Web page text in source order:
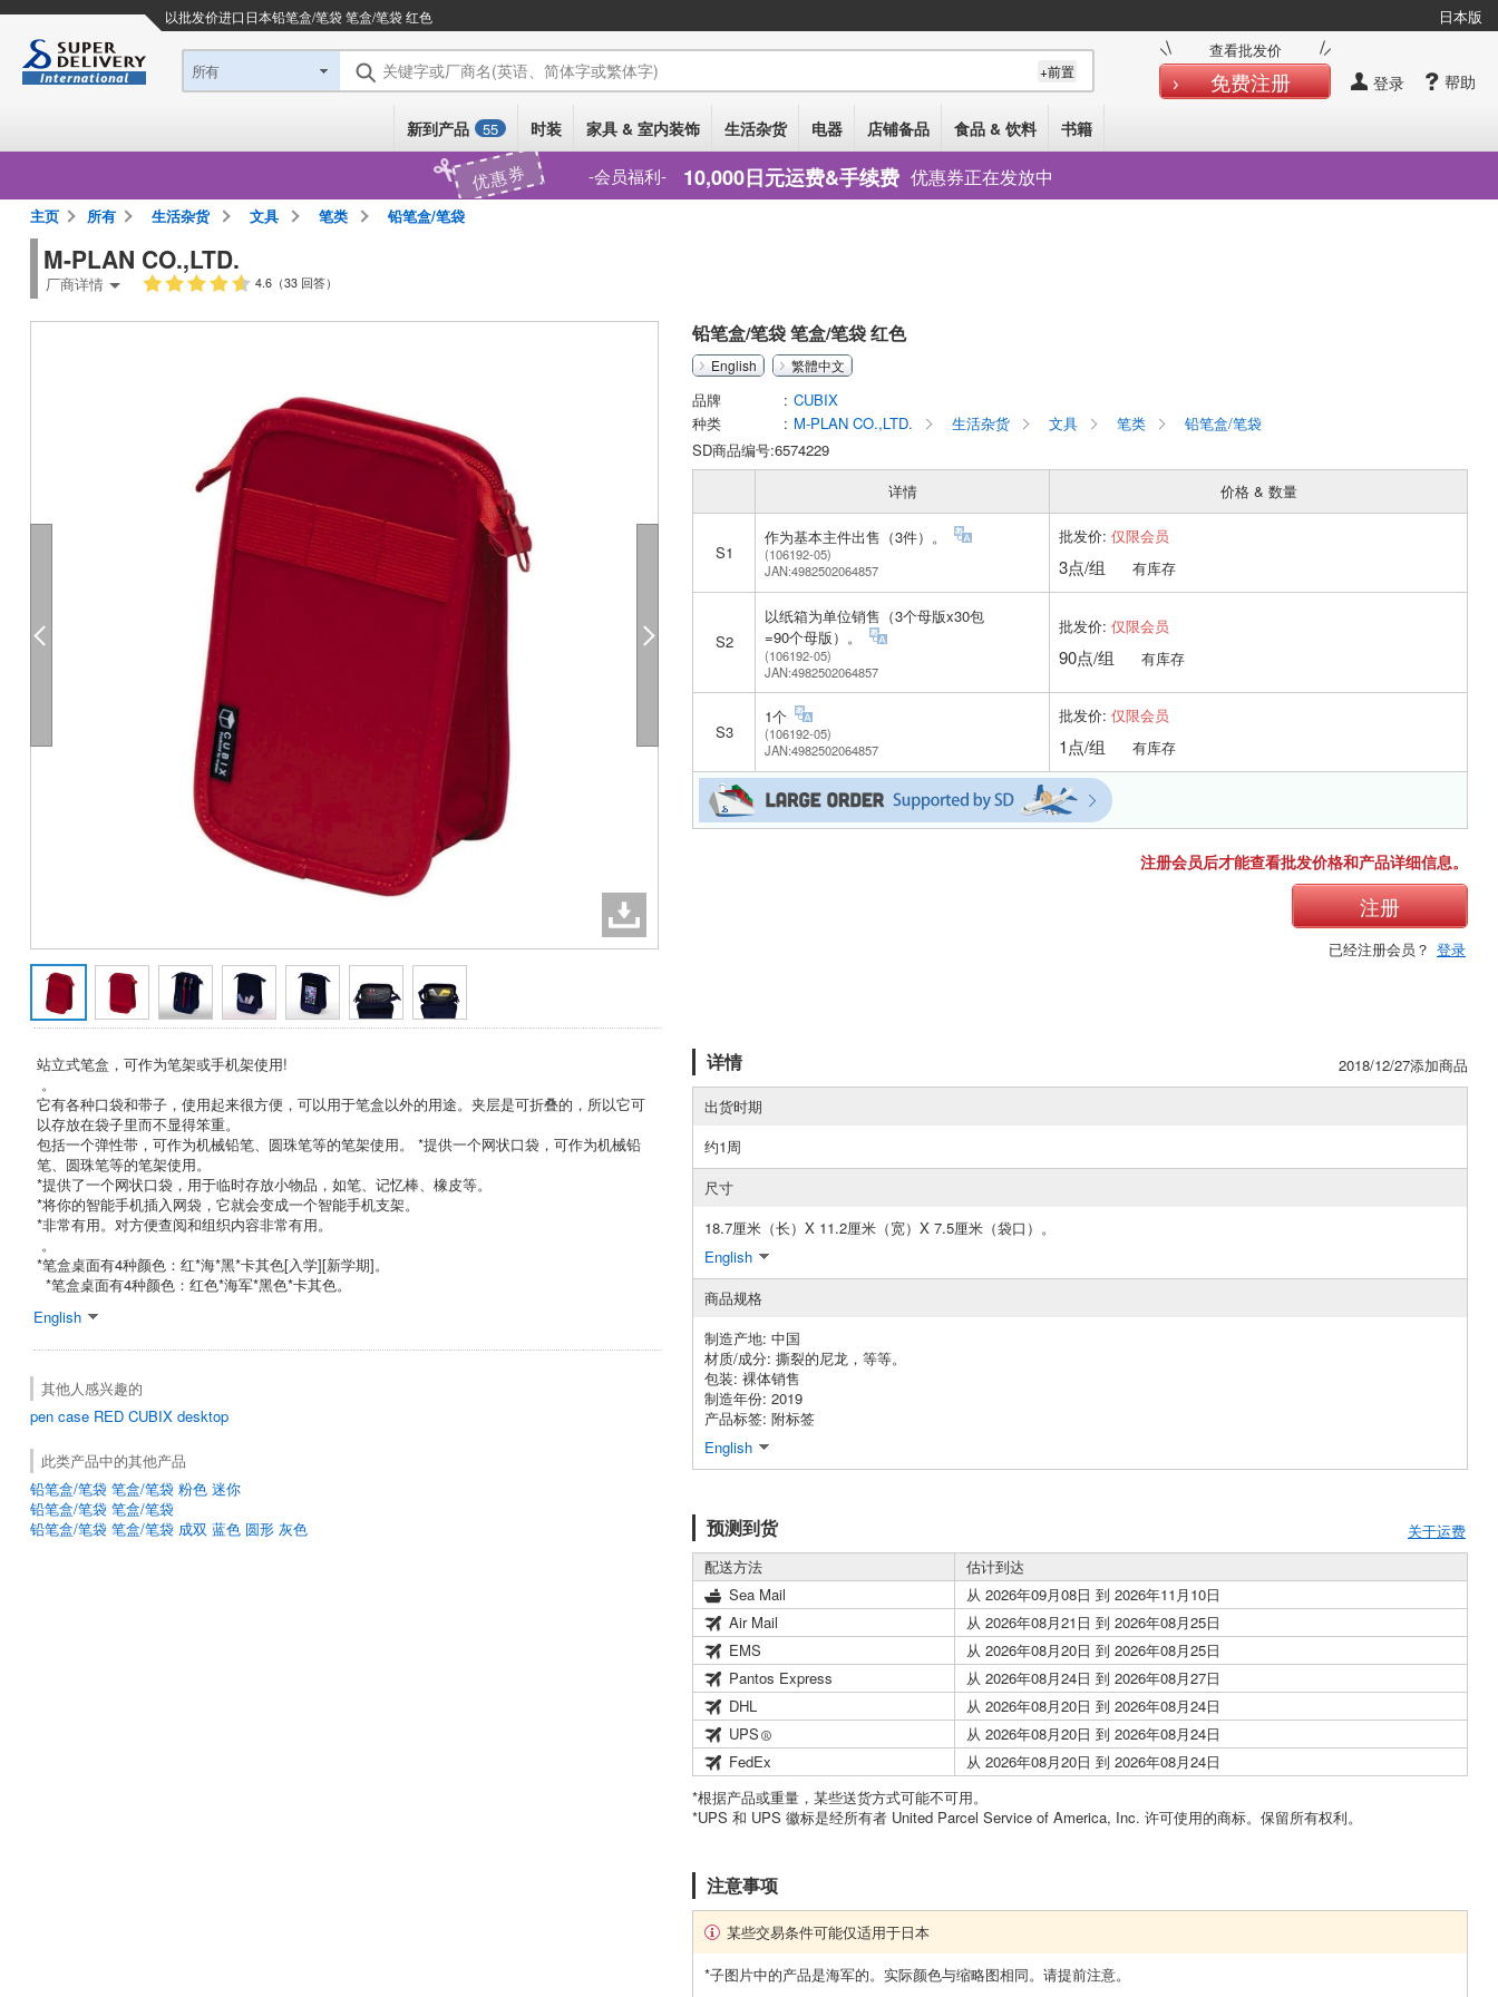
以批发价进口日本铅笔盒/笔袋 笔盒/笔袋 红色 日本版
帮助
登录
查看批发价
免费注册
所有 关键字或厂商名(英语、简体字或繁体字) +前置
新到产品 55 时装 家具 & 室内装饰 生活杂货 电器 店铺备品 食品 & 饮料 书籍
优惠券 会员福利 10,000日元运费&手续费 优惠券正在发放中
主页 所有 生活杂货 文具 笔类 铅笔盒/笔袋
M-PLAN CO.,LTD.
厂商详情 4.6（33 回答）
站立式笔盒，可作为笔架或手机架使用!
。
它有各种口袋和带子，使用起来很方便，可以用于笔盒以外的用途。夹层是可折叠的，所以它可
以存放在袋子里而不显得笨重。
包括一个弹性带，可作为机械铅笔、圆珠笔等的笔架使用。 *提供一个网状口袋，可作为机械铅
笔、圆珠笔等的笔架使用。
*提供了一个网状口袋，用于临时存放小物品，如笔、记忆棒、橡皮等。
*将你的智能手机插入网袋，它就会变成一个智能手机支架。
*非常有用。对方便查阅和组织内容非常有用。
。
*笔盒桌面有4种颜色：红*海*黑*卡其色[入学][新学期]。
*笔盒桌面有4种颜色：红色*海军*黑色*卡其色。
English
其他人感兴趣的
pen case RED CUBIX desktop
此类产品中的其他产品
铅笔盒/笔袋 笔盒/笔袋 粉色 迷你
铅笔盒/笔袋 笔盒/笔袋
铅笔盒/笔袋 笔盒/笔袋 成双 蓝色 圆形 灰色
铅笔盒/笔袋 笔盒/笔袋 红色
English 繁體中文
品牌
CUBIX
种类
M-PLAN CO.,LTD. 生活杂货 文具 笔类
铅笔盒/笔袋
SD商品编号:6574229
详情
价格 & 数量
S1
作为基本主件出售（3件）。
(106192-05)
JAN:4982502064857
批发价: 仅限会员
3点/组 有库存
S2
以纸箱为单位销售（3个母版x30包
=90个母版）。
(106192-05)
JAN:4982502064857
批发价: 仅限会员
90点/组 有库存
S3
1个
(106192-05)
JAN:4982502064857
批发价: 仅限会员
1点/组 有库存
注册会员后才能查看批发价格和产品详细信息。
注册
已经注册会员？ 登录
详情
2018/12/27添加商品
出货时期
约1周
尺寸
18.7厘米（长）X 11.2厘米（宽）X 7.5厘米（袋口）。
English
商品规格
制造产地: 中国
材质/成分: 撕裂的尼龙，等等。
包装: 裸体销售
制造年份: 2019
产品标签: 附标签
English
预测到货
关于运费
配送方法
估计到达
Sea Mail
从 2026年09月08日 到 2026年11月10日
Air Mail
从 2026年08月21日 到 2026年08月25日
EMS
从 2026年08月20日 到 2026年08月25日
Pantos Express
从 2026年08月24日 到 2026年08月27日
DHL
从 2026年08月20日 到 2026年08月24日
UPS
从 2026年08月20日 到 2026年08月24日
FedEx
从 2026年08月20日 到 2026年08月24日
*根据产品或重量，某些送货方式可能不可用。
*UPS 和 UPS 徽标是经所有者 United Parcel Service of America, Inc. 许可使用的商标。保留所有权利。
注意事项
某些交易条件可能仅适用于日本
*子图片中的产品是海军的。实际颜色与缩略图相同。请提前注意。